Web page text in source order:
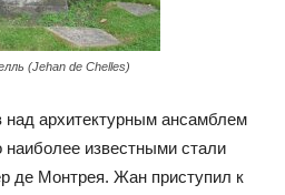
(Jehan de Chelles)
над архитектурным ансамблем
наиболее известными стали
де Монтрея. Жан приступил к